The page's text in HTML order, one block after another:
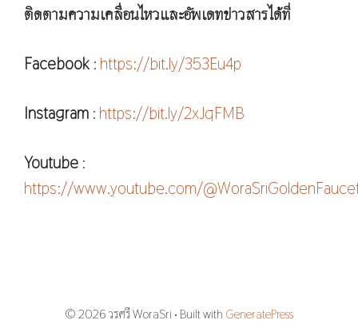
ติดตามความเคลื่อนไหวและอัพเดทข่าวสารได้ที่
Facebook : https://bit.ly/353Eu4p
Instagram : https://bit.ly/2xJqFMB
Youtube :
https://www.youtube.com/
© 2026 วรศรี WoraSri • Built with GeneratePress